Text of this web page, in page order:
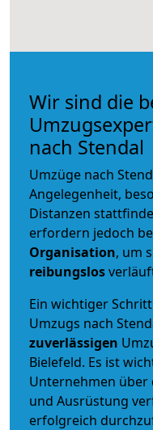
Wir sind die
nach Stendal
Umzüge nach
Angelegenheit,
Distanzen
erfordern jedoch
Organisation, um
reibungslos
Ein wichtiger
Umzugs nach
zuverlässigen
Bielefeld. Es ist
Unternehmen
und Ausrüstung
erfolgreich